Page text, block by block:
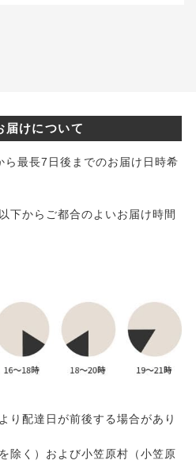
届けについて
ら最長7日後までのお届け日時希
下からご都合のよいお届け時間
り配達日が前後する場合があり
除く）および小笠原村（小笠原